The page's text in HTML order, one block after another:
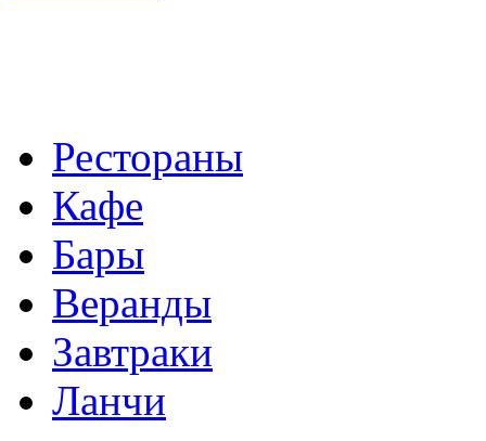
Рестораны
Кафе
Бары
Веранды
Завтраки
Ланчи